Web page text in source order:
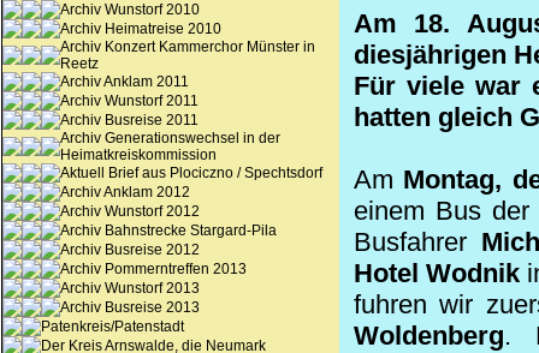
Archiv Wunstorf 2010
Archiv Heimatreise 2010
Archiv Konzert Kammerchor Münster in
Reetz
Archiv Anklam 2011
Archiv Wunstorf 2011
Archiv Busreise 2011
Archiv Generationswechsel in der
Heimatkreiskommission
Aktuell Brief aus Plociczno / Spechtsdorf
Archiv Anklam 2012
Archiv Wunstorf 2012
Archiv Bahnstrecke Stargard-Pila
Archiv Busreise 2012
Archiv Pommerntreffen 2013
Archiv Wunstorf 2013
Archiv Busreise 2013
Patenkreis/Patenstadt
Der Kreis Arnswalde, die Neumark
Am 18.
diesjährigen
Für viele war
hatten gleich
Am Montag,
einem Bus
Busfahrer
Hotel Wodnik
fuhren wir
Woldenberg.